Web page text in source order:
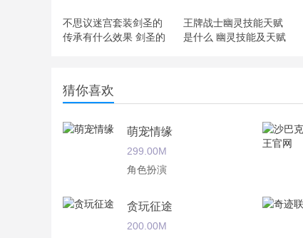
不思议迷宫套装剑圣的
传承有什么效果 剑圣的
王牌战士幽灵技能天赋
是什么 幽灵技能及天赋
猜你喜欢
萌宠情缘
299.00M
角色扮演
贪玩征途
200.00M